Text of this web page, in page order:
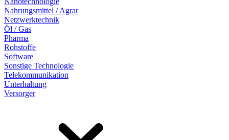
Nahrungsmittel / Agrar
Netzwerktechnik
Öl / Gas
Pharma
Rohstoffe
Software
Sonstige Technologie
Telekommunikation
Unterhaltung
Versorger